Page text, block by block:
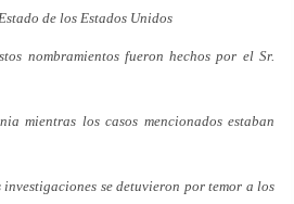
de los Estados Unidos
nombramientos fueron hechos por el Sr.
mientras los casos mencionados estaban
se detuvieron por temor a los